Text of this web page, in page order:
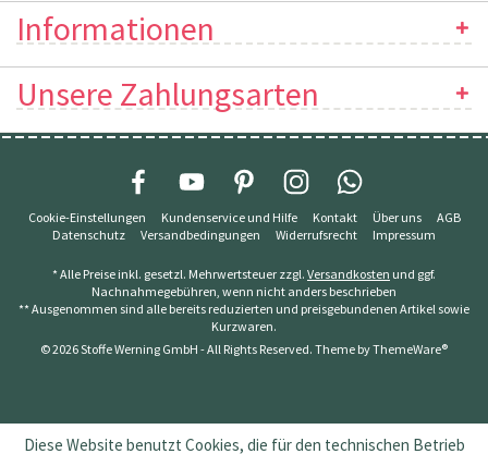
Informationen
Unsere Zahlungsarten
Cookie-Einstellungen Kundenservice und Hilfe Kontakt Über uns
AGB
Datenschutz
Versandbedingungen Widerrufsrecht Impressum
* Alle Preise inkl. gesetzl. Mehrwertsteuer zzgl. Versandkosten und ggf.
Nachnahmegebühren, wenn nicht anders beschrieben
** Ausgenommen sind alle bereits reduzierten und preisgebundenen Artikel sowie
Kurzwaren.
© 2026 Stoffe Werning GmbH - All Rights Reserved. Theme byThemeWare®
Diese Website benutzt Cookies, die für den technischen Betrieb